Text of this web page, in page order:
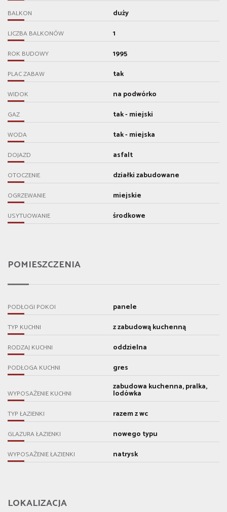
BALKON duży
LICZBA BALKONÓW 1
ROK BUDOWY 1995
PLAC ZABAW tak
WIDOK na podwórko
GAZ tak - miejski
WODA tak - miejska
DOJAZD asfalt
OTOCZENIE działki zabudowane
OGRZEWANIE miejskie
USYTUOWANIE środkowe
POMIESZCZENIA
PODŁOGI POKOI panele
TYP KUCHNI z zabudową kuchenną
RODZAJ KUCHNI oddzielna
PODŁOGA KUCHNI gres
WYPOSAŻENIE KUCHNI
zabudowa kuchenna, pralka,
lodówka
TYP ŁAZIENKI razem z wc
GLAZURA ŁAZIENKI nowego typu
WYPOSAŻENIE ŁAZIENKI natrysk
LOKALIZACJA